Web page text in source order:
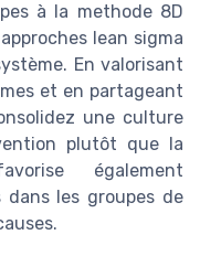
à la methode 8D
lean sigma
En valorisant
et en partageant
une culture
plutôt que la
également
dans les groupes de